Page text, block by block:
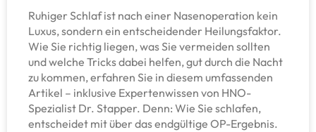
Ruhiger Schlaf ist nach einer Nasenoperation kein
Luxus, sondern ein entscheidender Heilungsfaktor.
Wie Sie richtig liegen, was Sie vermeiden sollten
und welche Tricks dabei helfen, gut durch die Nacht
zu kommen, erfahren Sie in diesem umfassenden
Artikel – inklusive Expertenwissen von HNO-
Spezialist Dr. Stapper. Denn: Wie Sie schlafen,
entscheidet mit über das endgültige OP-Ergebnis.